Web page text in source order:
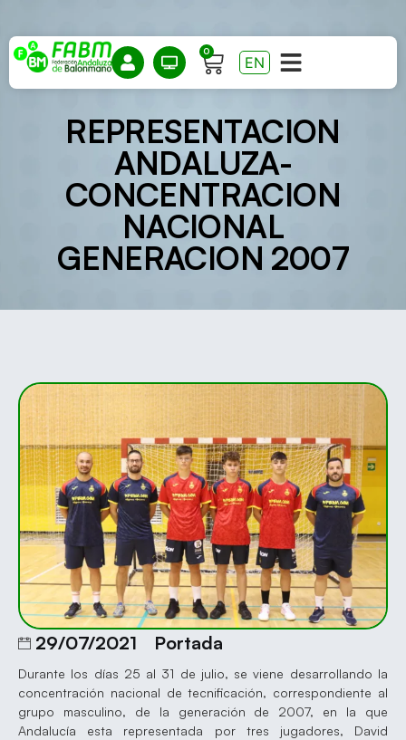
0
EN
REPRESENTACION
ANDALUZA-
CONCENTRACION
NACIONAL
GENERACION 2007
29/07/2021 Portada
Durante los días 25 al 31 de julio, se viene desarrollando la
concentración nacional de tecnificación, correspondiente al
grupo masculino, de la generación de 2007, en la que
Andalucía esta representada por tres jugadores, David